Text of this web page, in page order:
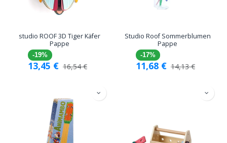
studio ROOF 3D Tiger Käfer
Pappe
-19%
13,45 € 16,54€
Studio Roof Sommerblumen
Pappe
-17%
11,68 € 14,13€